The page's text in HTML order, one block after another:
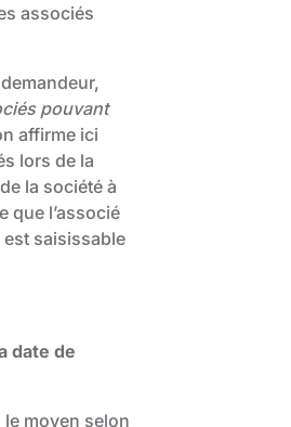
associés
pouvant
affirme ici
lors de la
la société à
que l’associé
est saisissable
date de
moyen selon